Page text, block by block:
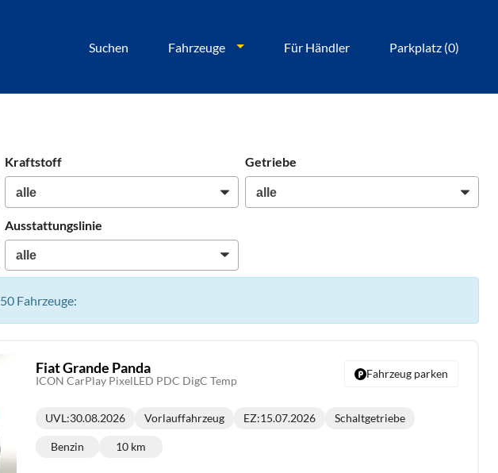
Suchen Fahrzeuge Für Händler Parkplatz (0)
Kraftstoff Getriebe
Ausstattungslinie
50 Fahrzeuge:
Fiat Grande Panda
ICON CarPlay PixelLED PDC DigC Temp
Lieferzeit:
UVL:30.08.2026 Vorlauffahrzeug EZ:15.07.2026
Getriebe:
Schaltgetriebe
Kraftstoff:
Benzin
Kilometerstand:
10 km
Fahrzeug parken